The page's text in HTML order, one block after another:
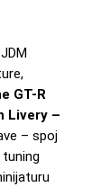
GT-R
Livery –
– spoj
tuning